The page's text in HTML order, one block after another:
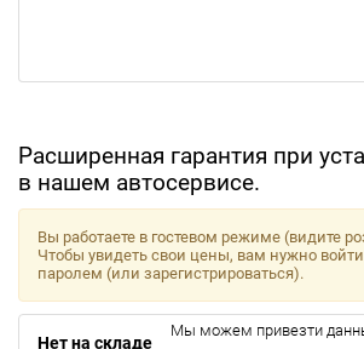
Расширенная гарантия при
в нашем автосервисе.
Вы работаете в гостевом режиме (видите
Чтобы увидеть свои цены, вам нужно
паролем (или зарегистрироваться).
Нет на складе
Мы можем привезти